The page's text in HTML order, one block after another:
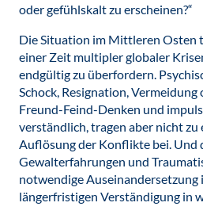
oder gefühlskalt zu erscheinen?“
Die Situation im Mittleren Osten
einer Zeit multipler globaler
endgültig zu überfordern.
Schock, Resignation,
Freund-Feind-Denken und
verständlich, tragen aber nicht
Auflösung der Konflikte bei. Und
Gewalterfahrungen und
notwendige Auseinandersetzung
längerfristigen Verständigung in